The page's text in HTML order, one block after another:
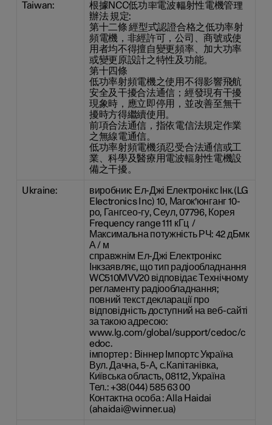
Taiwan:
根據NCC低功率電波輻射性電機管理
辦法 規定:
第十二條 經型式認證合格之低功率射
頻電機，非經許可，公司、商號或使
用者均不得擅自變更頻率、加大功率
或變更原設計之特性及功能。
第十四條
低功率射頻電機之使用不得影響飛航
安全及干擾合法通信；經發現有干擾
現象時，應立即停用，並改善至無干
擾時方得繼續使用。
前項合法通信，指依電信法規定作業
之無線電通信。
低功率射頻電機須忍受合法通信或工
業、科學及醫療用電波輻射性電機設
備之干擾。
Ukraine:
виробник: Ел-Джі Електронікс Інк.(LG
Electronics Inc) 10, Магок'юнганг 10-
ро, Гангсео-гу, Сеул, 07796, Корея
Frequency range 111 кГц /
Максимальна потужність РЧ: 42 дБмк
А / м
справжнім Ел-Джі Електронікс
Інкзаявляє, що тип радіообладнання
WC510MVV20 відповідає Технічному
регламенту радіообладнання;
повний текст декларації про
відповідність доступний на веб-сайті
за такою адресою:
www.lg.com/global/support/cedoc/c
edoc.
імпортер : Віннер Імпортс Україна
Вул. Дачна, 5-А, с.Капітанівка,
Київська область, 08112, Україна
Тел.: +38(044) 585 63 00
Контактна особа : Alla Haidai
(ahaidai@winner.ua)